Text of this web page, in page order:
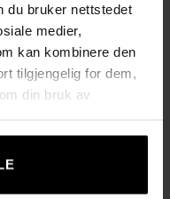
du bruker nettstedet
medier,
kan kombinere den
tilgjengelig for dem,
din bruk av
med borrelåsbånd gir
hovedrom og fire
mot regn, snø, is